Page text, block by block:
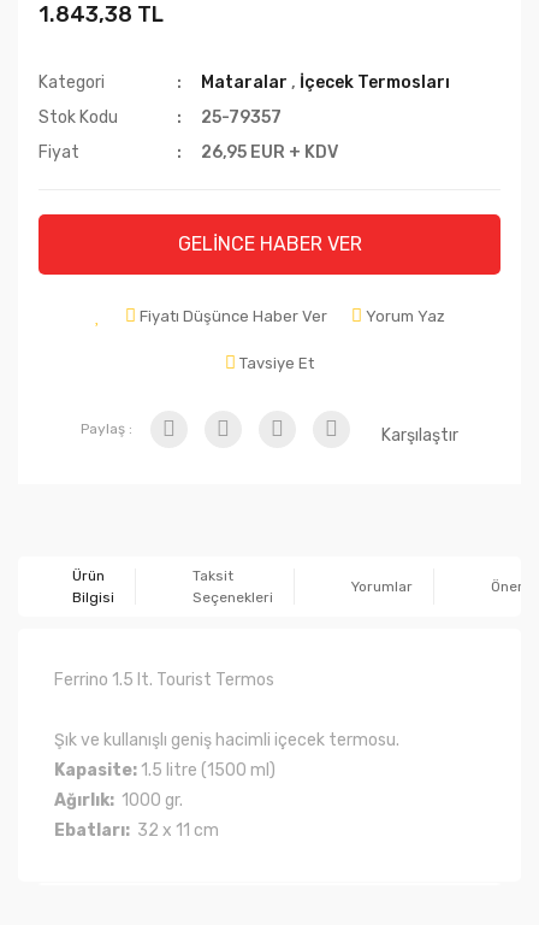
1.843,38 TL
Kategori Mataralar , İçecek Termosları
Stok Kodu
25-79357
Fiyat
26,95 EUR + KDV
GELİNCE HABER VER
Fiyatı Düşünce Haber Ver Yorum Yaz
Tavsiye Et
Paylaş : Karşılaştır
Ürün
Bilgisi
Taksit
Seçenekleri
Yorumlar
Ferrino 1.5 lt. Tourist Termos
Şık ve kullanışlı geniş hacimli içecek termosu.
Kapasite: 1.5 litre (1500 ml)
Ağırlık: 1000 gr.
Ebatları: 32 x 11 cm